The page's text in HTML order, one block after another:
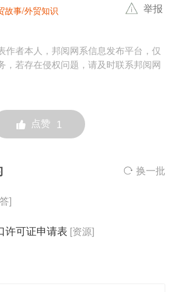
故事 外贸知识 举报
作者本人，邦阅网系信息发布平台，仅
，若存在侵权问题，请及时联系邦阅网
点赞 1
换一批
]
许可证申请表 [资源]